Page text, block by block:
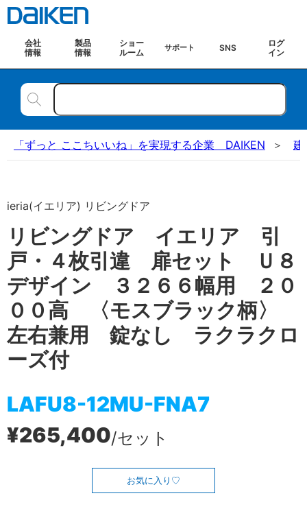
会社
情報
製品
情報
ショー
ルーム
サポート SNS
ログ
イン
「ずっと ここちいいね」を実現する企業 DAIKEN 建
ieria(イエリア) リビングドア
リビングドア イエリア 引
戸・４枚引違 扉セット Ｕ８
デザイン ３２６６幅用 ２０
００高 〈モスブラック柄〉
左右兼用 錠なし ラクラクロ
ーズ付
LAFU8-12MU-FNA7
¥265,400/セット
お気に入り